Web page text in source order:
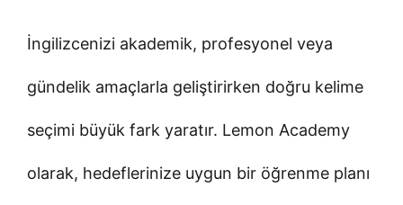
İngilizcenizi akademik, profesyonel veya
gündelik amaçlarla geliştirirken doğru kelime
seçimi büyük fark yaratır. Lemon Academy
olarak, hedeflerinize uygun bir öğrenme planı